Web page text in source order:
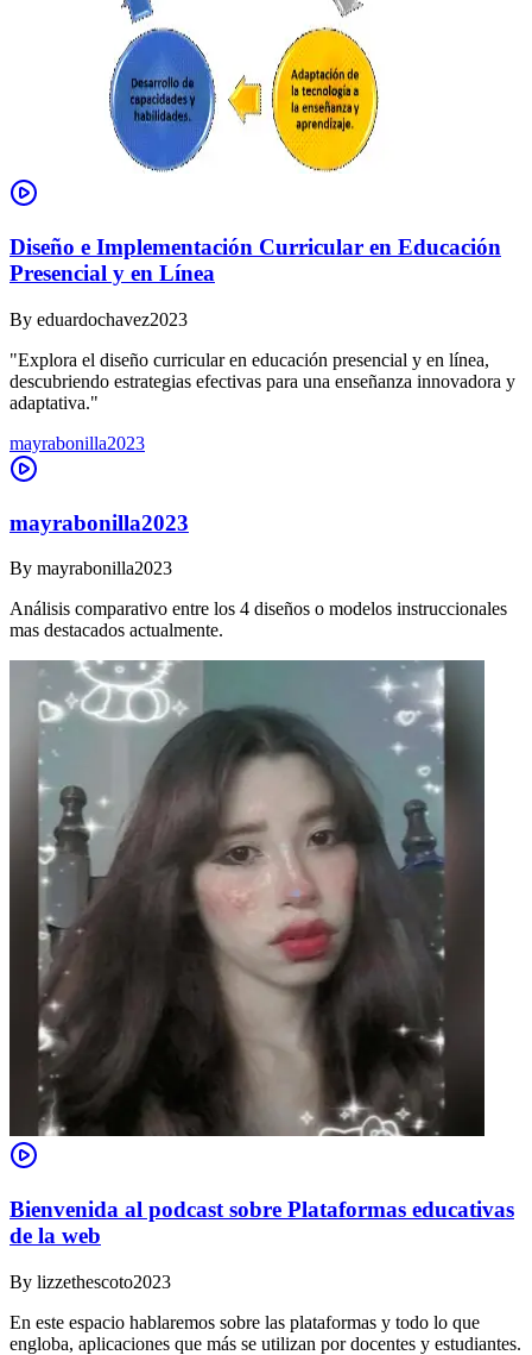
Diseño e Implementación Curricular en Educación
Presencial y en Línea
By eduardochavez2023
"Explora el diseño curricular en educación presencial y en línea,
descubriendo estrategias efectivas para una enseñanza innovadora y
adaptativa."
mayrabonilla2023
mayrabonilla2023
By mayrabonilla2023
Análisis comparativo entre los 4 diseños o modelos instruccionales
mas destacados actualmente.
Bienvenida al podcast sobre Plataformas educativas
de la web
By lizzethescoto2023
En este espacio hablaremos sobre las plataformas y todo lo que
engloba, aplicaciones que más se utilizan por docentes y estudiantes.